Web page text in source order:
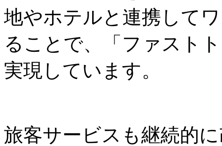
地やホテルと連携して
ることで、「ファスト
実現しています。
旅客サービスも継続的